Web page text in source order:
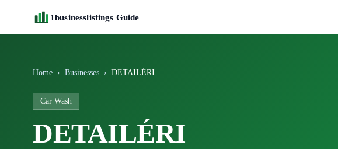
1businesslistings Guide
Home › Businesses › DETAILÉRI
Car Wash
DETAILÉRI